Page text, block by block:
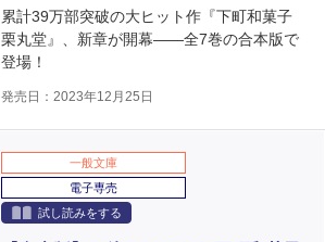
累計39万部突破の大ヒット作『下町和菓子
栗丸堂』、新章が開幕――全7巻の合本版で
登場！
発売日：2023年12月25日
一般文庫
電子専売
試し読みをする